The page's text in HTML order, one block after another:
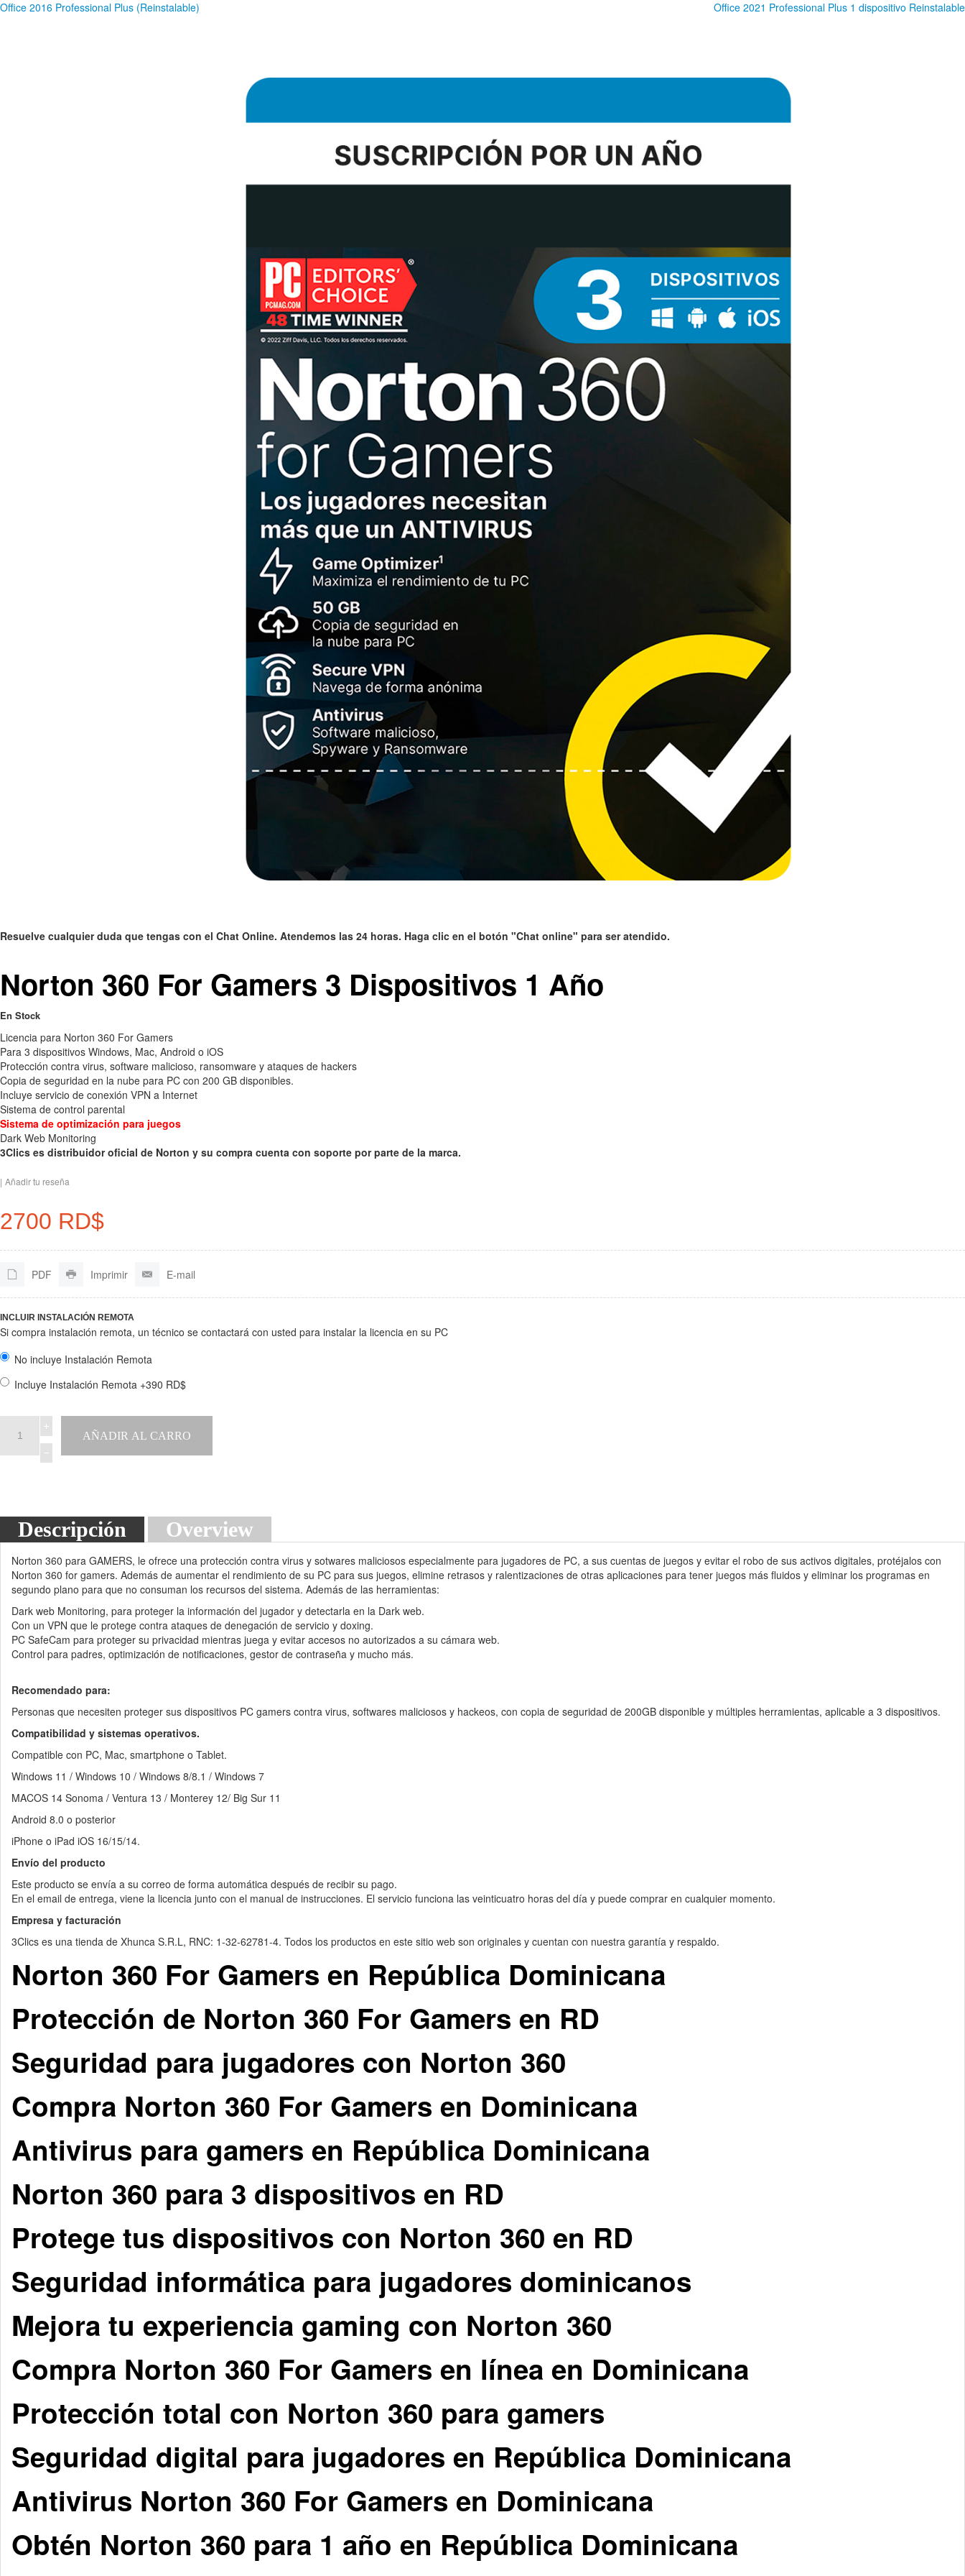
Office 2016 Professional Plus (Reinstalable) Office 2021 Professional Plus 1 dispositivo Reinstalable
Resuelve cualquier duda que tengas con el Chat Online. Atendemos las 24 horas. Haga clic en el botón "Chat online" para ser atendido.
Norton 360 For Gamers 3 Dispositivos 1 Año
En Stock
Licencia para Norton 360 For Gamers
Para 3 dispositivos Windows, Mac, Android o iOS
Protección contra virus, software malicioso, ransomware y ataques de hackers
Copia de seguridad en la nube para PC con 200 GB disponibles.
Incluye servicio de conexión VPN a Internet
Sistema de control parental
Sistema de optimización para juegos
Dark Web Monitoring
3Clics es distribuidor oficial de Norton y su compra cuenta con soporte por parte de la marca.
| Añadir tu reseña
2700 RD$
PDF Imprimir E-mail
INCLUIR INSTALACIÓN REMOTA
Si compra instalación remota, un técnico se contactará con usted para instalar la licencia en su PC
No incluye Instalación Remota
Incluye Instalación Remota +390 RD$
Descripción Overview
Norton 360 para GAMERS, le ofrece una protección contra virus y sotwares maliciosos especialmente para jugadores de PC, a sus cuentas de juegos y evitar el robo de sus activos digitales, protéjalos con
Norton 360 for gamers. Además de aumentar el rendimiento de su PC para sus juegos, elimine retrasos y ralentizaciones de otras aplicaciones para tener juegos más fluidos y eliminar los programas en
segundo plano para que no consuman los recursos del sistema. Además de las herramientas:
Dark web Monitoring, para proteger la información del jugador y detectarla en la Dark web.
Con un VPN que le protege contra ataques de denegación de servicio y doxing.
PC SafeCam para proteger su privacidad mientras juega y evitar accesos no autorizados a su cámara web.
Control para padres, optimización de notificaciones, gestor de contraseña y mucho más.
Recomendado para:
Personas que necesiten proteger sus dispositivos PC gamers contra virus, softwares maliciosos y hackeos, con copia de seguridad de 200GB disponible y múltiples herramientas, aplicable a 3 dispositivos.
Compatibilidad y sistemas operativos.
Compatible con PC, Mac, smartphone o Tablet.
Windows 11 / Windows 10 / Windows 8/8.1 / Windows 7
MACOS 14 Sonoma / Ventura 13 / Monterey 12/ Big Sur 11
Android 8.0 o posterior
iPhone o iPad iOS 16/15/14.
Envío del producto
Este producto se envía a su correo de forma automática después de recibir su pago.
En el email de entrega, viene la licencia junto con el manual de instrucciones. El servicio funciona las veinticuatro horas del día y puede comprar en cualquier momento.
Empresa y facturación
3Clics es una tienda de Xhunca S.R.L, RNC: 1-32-62781-4. Todos los productos en este sitio web son originales y cuentan con nuestra garantía y respaldo.
Norton 360 For Gamers en República Dominicana
Protección de Norton 360 For Gamers en RD
Seguridad para jugadores con Norton 360
Compra Norton 360 For Gamers en Dominicana
Antivirus para gamers en República Dominicana
Norton 360 para 3 dispositivos en RD
Protege tus dispositivos con Norton 360 en RD
Seguridad informática para jugadores dominicanos
Mejora tu experiencia gaming con Norton 360
Compra Norton 360 For Gamers en línea en Dominicana
Protección total con Norton 360 para gamers
Seguridad digital para jugadores en República Dominicana
Antivirus Norton 360 For Gamers en Dominicana
Obtén Norton 360 para 1 año en República Dominicana